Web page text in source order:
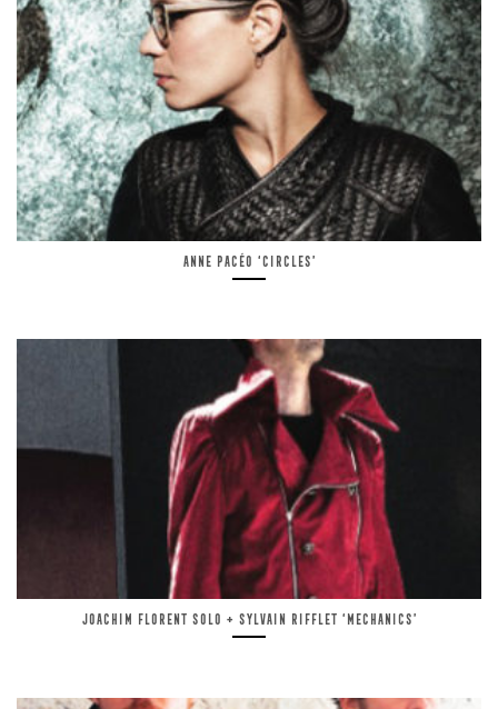
Anne Pacéo ‘Circles’
Joachim Florent solo + Sylvain Rifflet ‘Mechanics’